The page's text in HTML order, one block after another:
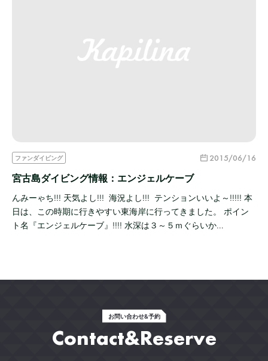
ファンダイビング 2015/06/16
宮古島ダイビング情報：エンジェルケーブ
んみーゃち!!! 天気よし!!! 海況よし!!! テンションいいよ～!!!!! 本
日は、この時期に行きやすい東海岸に行ってきました。 ポイン
ト名『エンジェルケーブ』!!!! 水深は３～５ｍぐらいか…
お問い合わせ&予約
Contact&Reserve